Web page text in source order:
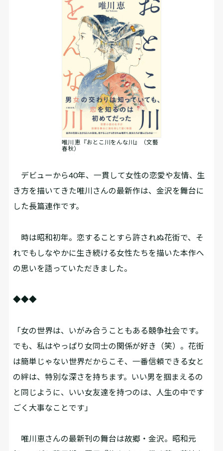
唯川 恵『おとこ川をんな川』（文藝
春秋）
デビューから40年、一貫して女性の恋愛や友情、生
き方を描いてきた唯川さんの最新作は、金沢を舞台に
した長篇連作です。
時は昭和初年。恋することすら許されぬ花街で、そ
れでもしなやかに生き続ける女性たちを描いた本作へ
の思いを語っていただきました。
◆◆◆
「女の世界は、いがみ合うこともある競争社会です。
でも、私はやっぱり女同士の関係が好き（笑）。花街
は簡単じゃない世界だからこそ、一番信頼できる女と
の絆は、特別な深さを持ちます。いい男を掴まえるの
と同じように、いい女友達を持つのは、人生の中です
ごく大事なことです」
唯川恵さんの最新刊の舞台は故郷・金沢。昭和元